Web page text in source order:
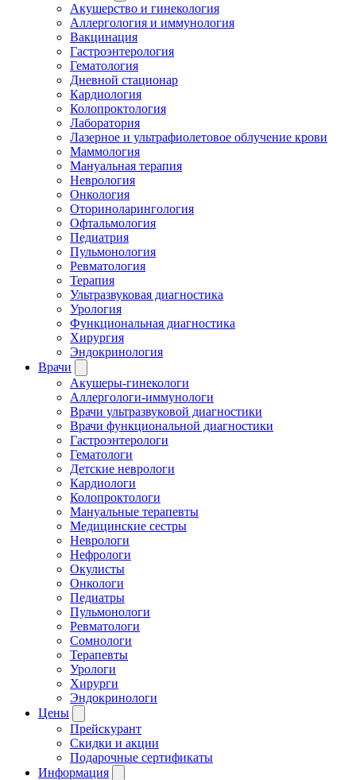
Акушерство и гинекология
Аллергология и иммунология
Вакцинация
Гастроэнтерология
Гематология
Дневной стационар
Кардиология
Колопроктология
Лаборатория
Лазерное и ультрафиолетовое облучение крови
Маммология
Мануальная терапия
Неврология
Онкология
Оториноларингология
Офтальмология
Педиатрия
Пульмонология
Ревматология
Терапия
Ультразвуковая диагностика
Урология
Функциональная диагностика
Хирургия
Эндокринология
Врачи
Акушеры-гинекологи
Аллергологи-иммунологи
Врачи ультразвуковой диагностики
Врачи функциональной диагностики
Гастроэнтерологи
Гематологи
Детские неврологи
Кардиологи
Колопроктологи
Мануальные терапевты
Медицинские сестры
Неврологи
Нефрологи
Окулисты
Онкологи
Педиатры
Пульмонологи
Ревматологи
Сомнологи
Терапевты
Урологи
Хирурги
Эндокринологи
Цены
Прейскурант
Скидки и акции
Подарочные сертификаты
Информация